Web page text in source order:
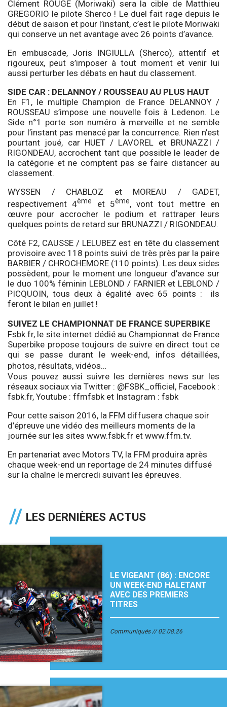
Clément ROUGÉ (Moriwaki) sera la cible de Matthieu
GREGORIO le pilote Sherco ! Le duel fait rage depuis le
début de saison et pour l’instant, c’est le pilote Moriwaki
qui conserve un net avantage avec 26 points d’avance.
En embuscade, Joris INGIULLA (Sherco), attentif et
rigoureux, peut s’imposer à tout moment et venir lui
aussi perturber les débats en haut du classement.
SIDE CAR : DELANNOY / ROUSSEAU AU PLUS HAUT
En F1, le multiple Champion de France DELANNOY /
ROUSSEAU s’impose une nouvelle fois à Ledenon. Le
Side n°1 porte son numéro à merveille et ne semble
pour l’instant pas menacé par la concurrence. Rien n’est
pourtant joué, car HUET / LAVOREL et BRUNAZZI /
RIGONDEAU, accrochent tant que possible le leader de
la catégorie et ne comptent pas se faire distancer au
classement.
WYSSEN / CHABLOZ et MOREAU / GADET,
respectivement 4ème et 5ème, vont tout mettre en
œuvre pour accrocher le podium et rattraper leurs
quelques points de retard sur BRUNAZZI / RIGONDEAU.
Côté F2, CAUSSE / LELUBEZ est en tête du classement
provisoire avec 118 points suivi de très près par la paire
BARBIER / CHROCHEMORE (110 points). Les deux sides
possèdent, pour le moment une longueur d’avance sur
le duo 100% féminin LEBLOND / FARNIER et LEBLOND /
PICQUOIN, tous deux à égalité avec 65 points : ils
feront le bilan en juillet !
SUIVEZ LE CHAMPIONNAT DE FRANCE SUPERBIKE
Fsbk.fr, le site internet dédié au Championnat de France
Superbike propose toujours de suivre en direct tout ce
qui se passe durant le week-end, infos détaillées,
photos, résultats, vidéos…
Vous pouvez aussi suivre les dernières news sur les
réseaux sociaux via Twitter : @FSBK_officiel, Facebook :
fsbk.fr, Youtube : ffmfsbk et Instagram : fsbk
Pour cette saison 2016, la FFM diffusera chaque soir
d’épreuve une vidéo des meilleurs moments de la
journée sur les sites www.fsbk.fr et www.ffm.tv.
En partenariat avec Motors TV, la FFM produira après
chaque week-end un reportage de 24 minutes diffusé
sur la chaîne le mercredi suivant les épreuves.
LES DERNIÈRES ACTUS
LE VIGEANT (86) : ENCORE
UN WEEK-END HALETANT
AVEC DES PREMIERS
TITRES
Communiqués 02.08.26